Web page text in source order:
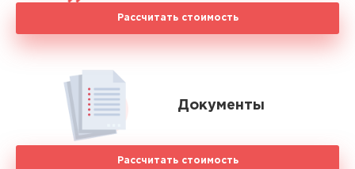
Рассчитать стоимость
Документы
Рассчитать стоимость